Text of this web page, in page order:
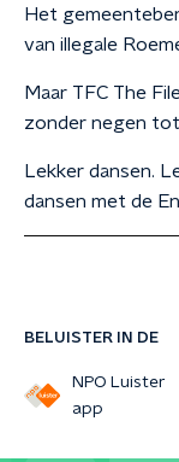
BELUISTER IN DE
NPO Luister
app
Het
van illegale
Maar TFC The
zonder negen
Lekker dansen.
dansen met de